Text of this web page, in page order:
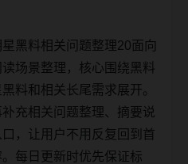
黑料相关问题整理20面向
场景整理，核心围绕黑料
料和相关长尾需求展开。
充相关问题整理、摘要说
，让用户不用反复回到首
每日更新时优先保证标